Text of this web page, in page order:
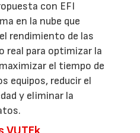
con EFI
en la nube que
rendimiento de las
real para optimizar la
el tiempo de
equipos, reducir el
y eliminar la